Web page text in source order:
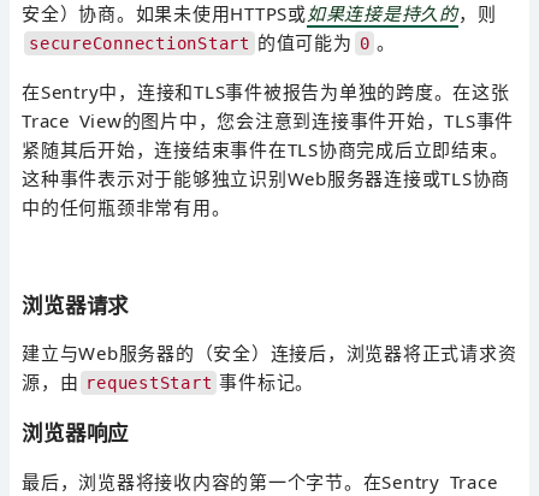
安全）协商。如果未使用HTTPS或如果连接是持久的，则
secureConnectionStart 的值可能为 0 。
在Sentry中，连接和TLS事件被报告为单独的跨度。在这张
Trace View的图片中，您会注意到连接事件开始，TLS事件
紧随其后开始，连接结束事件在TLS协商完成后立即结束。
这种事件表示对于能够独立识别Web服务器连接或TLS协商
中的任何瓶颈非常有用。
浏览器请求
建立与Web服务器的（安全）连接后，浏览器将正式请求资
源，由 requestStart 事件标记。
浏览器响应
最后，浏览器将接收内容的第一个字节。在Sentry Trace